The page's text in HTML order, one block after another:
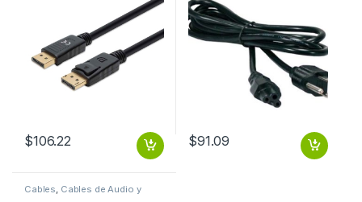
$106.22 $91.09
Cables Cables de Audio y